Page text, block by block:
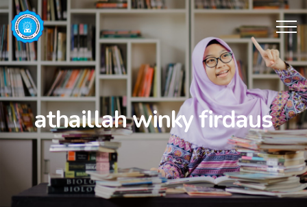
athaillah winky firdaus